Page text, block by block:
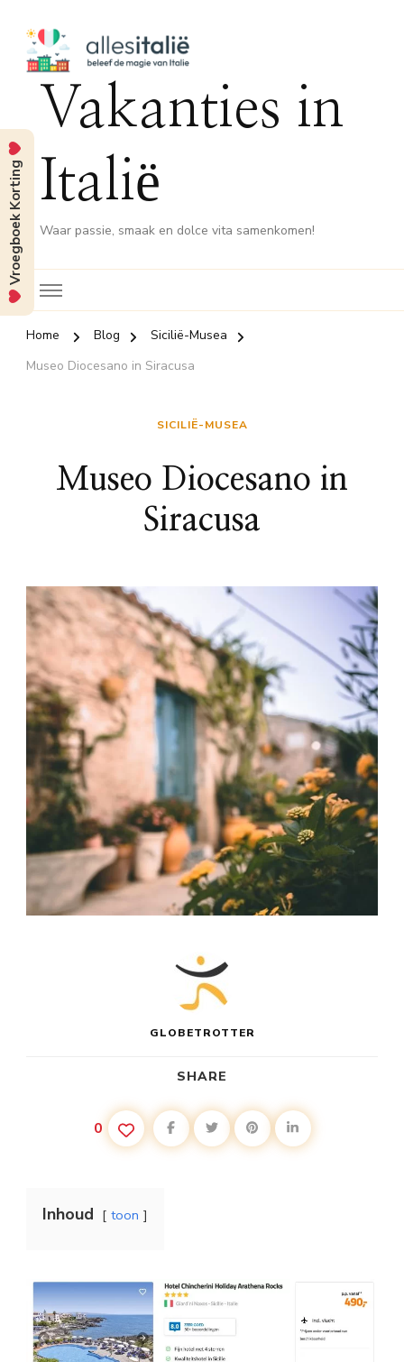
Vakanties in
Italië
Waar passie, smaak en dolce vita samenkomen!
Home Blog
Sicilië-Musea
Museo Diocesano in Siracusa
SICILIË-MUSEA
Museo Diocesano in
Siracusa
GLOBETROTTER
SHARE
0
Inhoud toon
Vroegboek Korting